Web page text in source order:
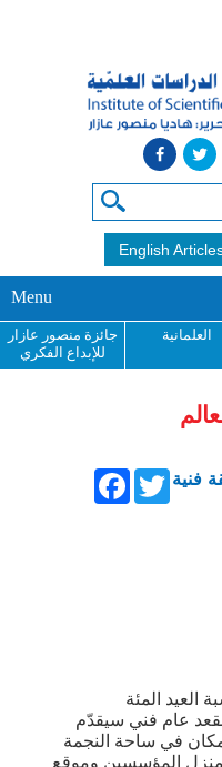
English
Menu
العلمانية
جائزة منصور عازار
للإبداع الفكري
FacebookTwitter فنية
المئة
عام فني سيقدّم
في ساحة النجمة
المؤسسين وموقع